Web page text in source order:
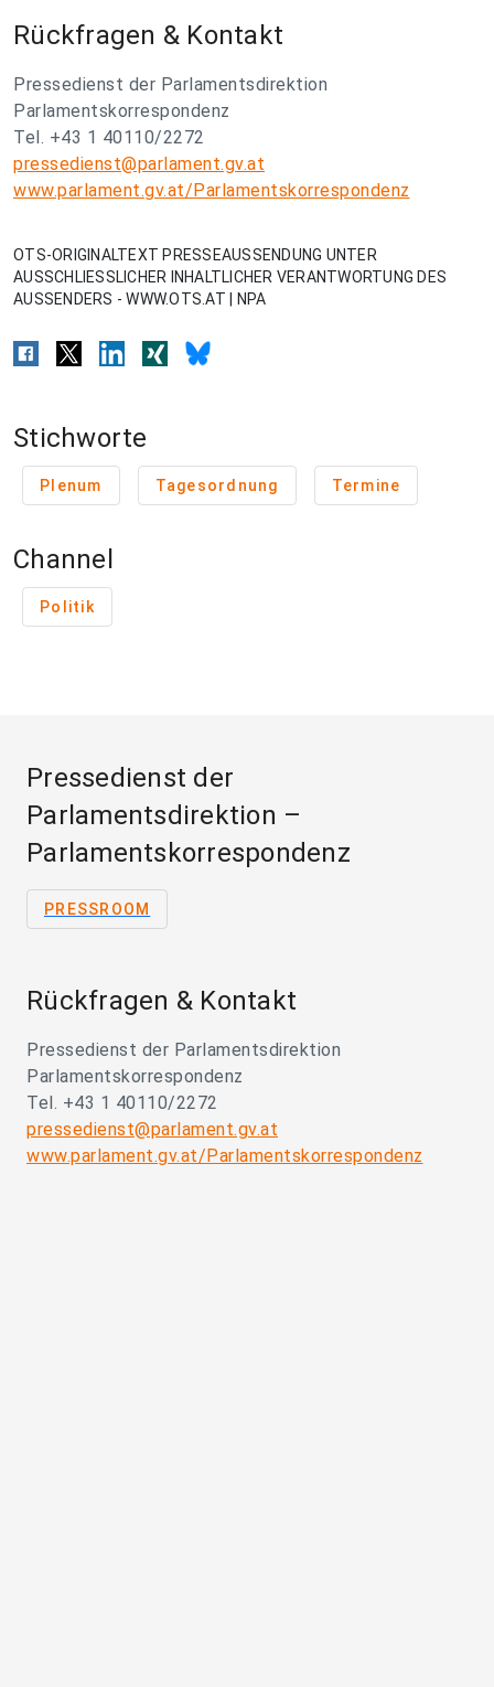
Rückfragen & Kontakt
Pressedienst der Parlamentsdirektion
Parlamentskorrespondenz
Tel. +43 1 40110/2272
pressedienst@parlament.gv.at
www.parlament.gv.at/Parlamentskorrespondenz
OTS-ORIGINALTEXT PRESSEAUSSENDUNG UNTER
AUSSCHLIESSLICHER INHALTLICHER VERANTWORTUNG DES
AUSSENDERS - WWW.OTS.AT | NPA
Stichworte
Plenum Tagesordnung Termine
Channel
Politik
Pressedienst der
Parlamentsdirektion –
Parlamentskorrespondenz
PRESSROOM
Rückfragen & Kontakt
Pressedienst der Parlamentsdirektion
Parlamentskorrespondenz
Tel. +43 1 40110/2272
pressedienst@parlament.gv.at
www.parlament.gv.at/Parlamentskorrespondenz